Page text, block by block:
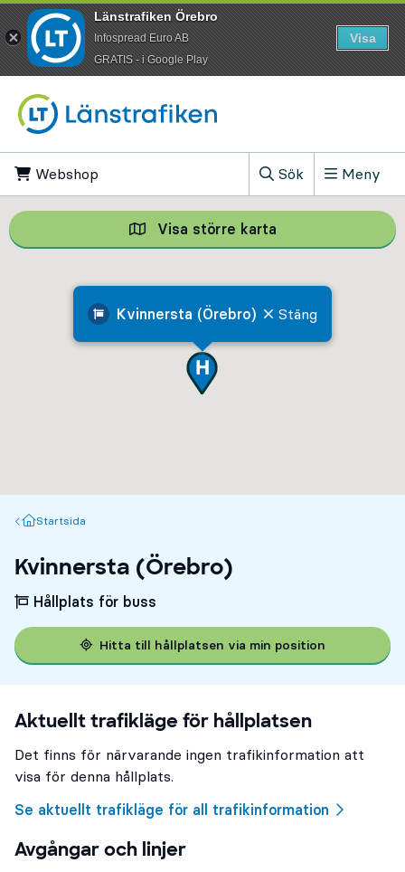
Webshop
Sök
, Visa sökfältet
Meny
Kvinnersta (Örebro) Stäng
Visa större karta Visa större
Startsida
Startsida
Kvinnersta (Örebro)
Hållplats för buss
Hitta till hållplatsen via min position
Aktuellt trafikläge för hållplatsen
Det finns för närvarande ingen trafikinformation att
visa för denna hållplats.
Se aktuellt trafikläge för all trafikinformation
Avgångar och linjer
Länstrafiken Örebro
Infospread Euro AB
​GRATIS - i Google Play
Visa